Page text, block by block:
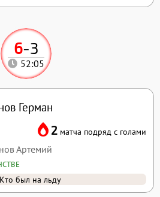
6-3
52:05
Герман
2 матча подряд с голами
Артемий
Кто был на льду